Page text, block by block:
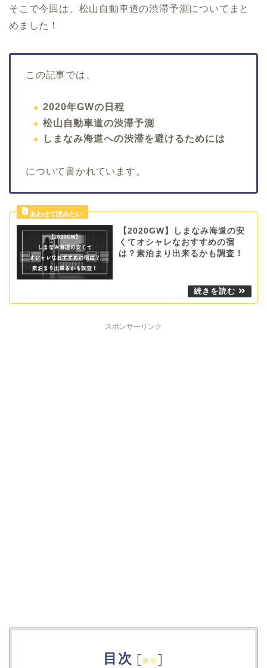
そこで今回は、松山自動車道の渋滞予測についてまと
めました！
この記事では、
2020年GWの日程
松山自動車道の渋滞予測
しまなみ海道への渋滞を避けるためには
について書かれています。
【2020GW】しまなみ海道の安
くてオシャレなおすすめの宿
は？素泊まり出来るかも調査！
スポンサーリンク
目次 [表示]